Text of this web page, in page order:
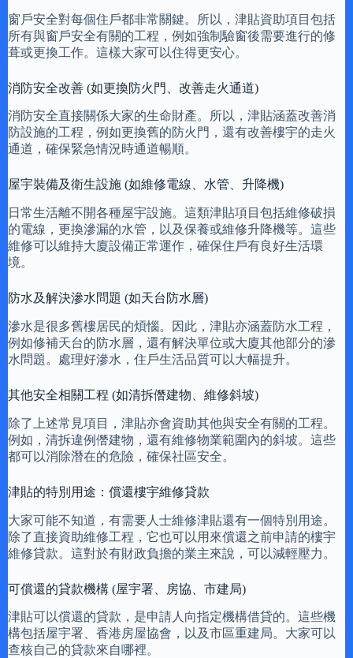
窗戶安全對每個住戶都非常關鍵。所以，津貼資助項目包括
所有與窗戶安全有關的工程，例如強制驗窗後需要進行的修
葺或更換工作。這樣大家可以住得更安心。
消防安全改善 (如更換防火門、改善走火通道)
消防安全直接關係大家的生命財產。所以，津貼涵蓋改善消
防設施的工程，例如更換舊的防火門，還有改善樓宇的走火
通道，確保緊急情況時通道暢順。
屋宇裝備及衛生設施 (如維修電線、水管、升降機)
日常生活離不開各種屋宇設施。這類津貼項目包括維修破損
的電線，更換滲漏的水管，以及保養或維修升降機等。這些
維修可以維持大廈設備正常運作，確保住戶有良好生活環
境。
防水及解決滲水問題 (如天台防水層)
滲水是很多舊樓居民的煩惱。因此，津貼亦涵蓋防水工程，
例如修補天台的防水層，還有解決單位或大廈其他部分的滲
水問題。處理好滲水，住戶生活品質可以大幅提升。
其他安全相關工程 (如清拆僭建物、維修斜坡)
除了上述常見項目，津貼亦會資助其他與安全有關的工程。
例如，清拆違例僭建物，還有維修物業範圍內的斜坡。這些
都可以消除潛在的危險，確保社區安全。
津貼的特別用途：償還樓宇維修貸款
大家可能不知道，有需要人士維修津貼還有一個特別用途。
除了直接資助維修工程，它也可以用來償還之前申請的樓宇
維修貸款。這對於有財政負擔的業主來說，可以減輕壓力。
可償還的貸款機構 (屋宇署、房協、市建局)
津貼可以償還的貸款，是申請人向指定機構借貸的。這些機
構包括屋宇署、香港房屋協會，以及市區重建局。大家可以
查核自己的貸款來自哪裡。